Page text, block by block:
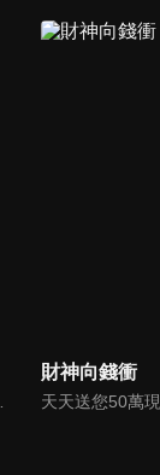
證藝人明星各項不可思議的挑戰。
財神向錢衝